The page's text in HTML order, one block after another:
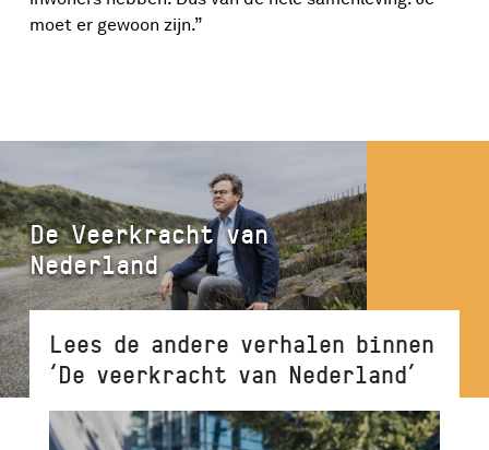
moet er gewoon zijn.”
De Veerkracht van
Nederland
Lees de andere verhalen binnen
‘De veerkracht van Nederland’